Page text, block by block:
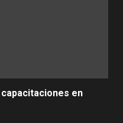
capacitaciones en